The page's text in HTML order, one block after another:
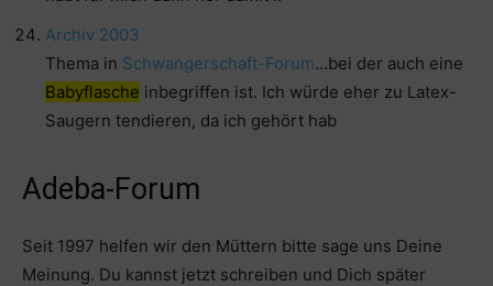
Archiv 2003
Thema in Schwangerschaft-Forum…bei der auch eine
Babyflasche inbegriffen ist. Ich würde eher zu Latex-
Saugern tendieren, da ich gehört hab
Adeba-Forum
Seit 1997 helfen wir den Müttern bitte sage uns Deine
Meinung. Du kannst jetzt schreiben und Dich später